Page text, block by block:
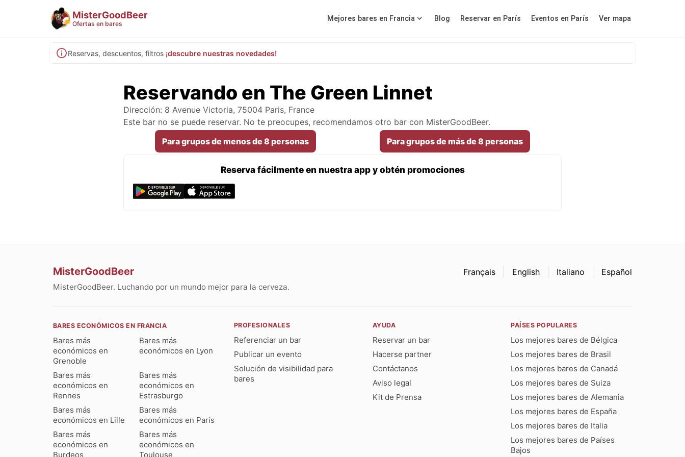
MisterGoodBeer
Ofertas en bares
Mejores bares en Francia Blog Reservar en París Eventos en París Ver mapa
Reservas, descuentos, filtros ¡descubre nuestras novedades!
Reservando en The Green Linnet
Dirección: 8 Avenue Victoria, 75004 Paris, France
Este bar no se puede reservar. No te preocupes, recomendamos otro bar con MisterGoodBeer.
Para grupos de menos de 8 personas
Para grupos de más de 8 personas
Reserva fácilmente en nuestra app y obtén promociones
MisterGoodBeer
MisterGoodBeer. Luchando por un mundo mejor para la cerveza.
Français English Italiano Español
BARES ECONÓMICOS EN FRANCIA
Bares más
económicos en
Grenoble
Bares más
económicos en Lyon
Bares más
económicos en
Rennes
Bares más
económicos en
Estrasburgo
Bares más
económicos en Lille
Bares más
económicos en París
Bares más
económicos en
Burdeos
Bares más
económicos en
Toulouse
PROFESIONALES
Referenciar un bar
Publicar un evento
Solución de visibilidad para
bares
AYUDA
Reservar un bar
Hacerse partner
Contáctanos
Aviso legal
Kit de Prensa
PAÍSES POPULARES
Los mejores bares de Bélgica
Los mejores bares de Brasil
Los mejores bares de Canadá
Los mejores bares de Suiza
Los mejores bares de Alemania
Los mejores bares de España
Los mejores bares de Italia
Los mejores bares de Países
Bajos